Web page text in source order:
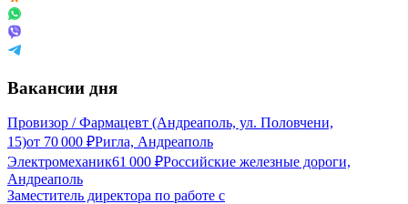
Вакансии дня
Провизор / Фармацевт (Андреаполь, ул. Половчени,
15)от 70 000 ₽Ригла, Андреаполь
Электромеханик61 000 ₽Российские железные дороги,
Андреаполь
Заместитель директора по работе с